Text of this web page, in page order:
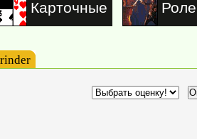
Карточные